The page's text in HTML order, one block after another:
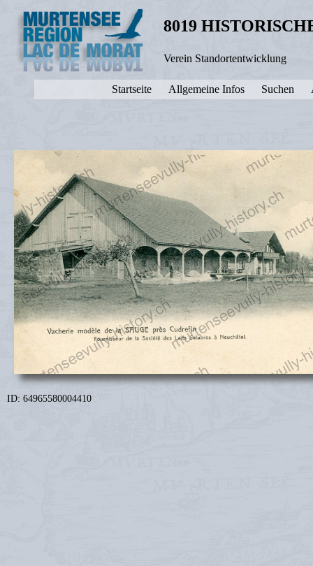
8019
Verein Standortentwicklung
Startseite Allgemeine Infos Suchen
ID: 64965580004410